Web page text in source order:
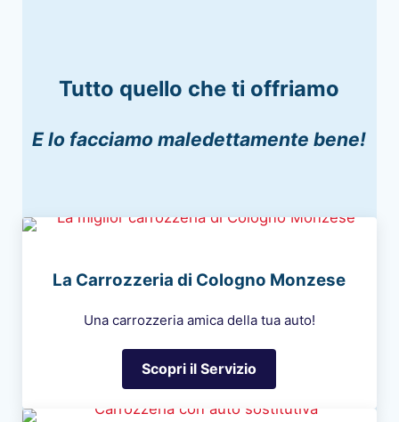
Tutto quello che ti offriamo
E lo facciamo maledettamente bene!
La Carrozzeria di Cologno Monzese
Una carrozzeria amica della tua auto!
Scopri il ServizioLa Carrozzeria di Cologno